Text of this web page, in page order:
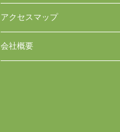
アクセスマップ
会社概要